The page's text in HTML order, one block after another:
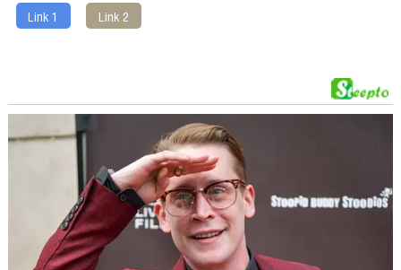
Link 1 Link 2